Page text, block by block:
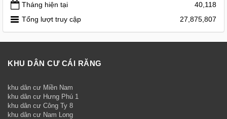
Tháng hiện tại
40,118
Tổng lượt truy cập
27,875,807
KHU DÂN CƯ CÁI RĂNG
khu dân cư Miền Nam
khu dân cư Hưng Phú 1
khu dân cư Công Ty 8
khu dân cư Nam Long